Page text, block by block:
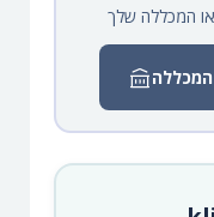
המכללה שלך
המכללה